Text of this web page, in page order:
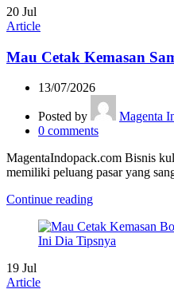
20 Jul
Article
Mau Cetak Kemasan
13/07/2026
Posted by
Magenta
0 comments
MagentaIndopack.com Bisnis
memiliki peluang pasar yang
Continue reading
19 Jul
Article